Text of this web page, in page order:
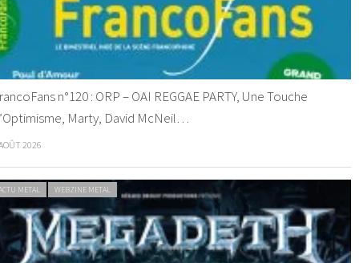
n°120 : ORP – OAI REGGAE PARTY, Une Touche
Marty, David McNeil…
2026
METAL WEBZINE METAL